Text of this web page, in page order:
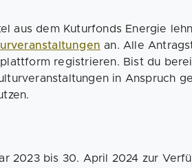
aus dem Kuturfonds Energie
an. Alle
registrieren. Bist du
in Anspruch
2023 bis 30. April 2024 zur